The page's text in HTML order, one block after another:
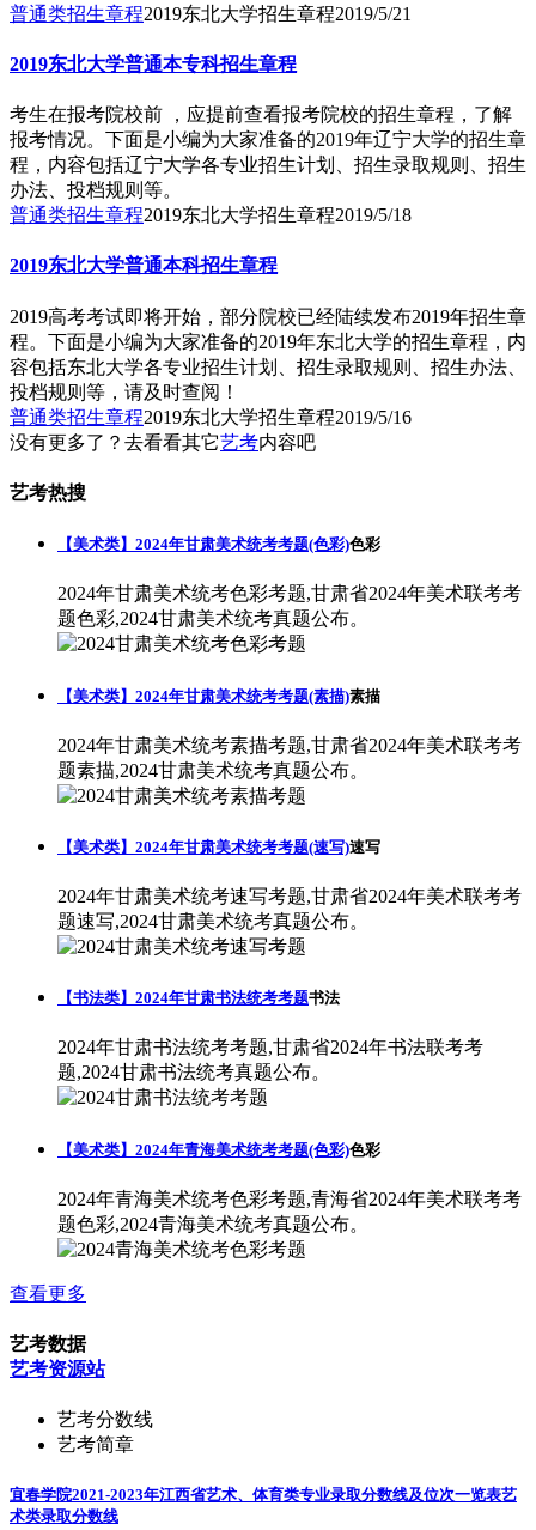
普通类招生章程2019东北大学招生章程2019/5/21
2019东北大学普通本专科招生章程
考生在报考院校前 ，应提前查看报考院校的招生章程，了解
报考情况。下面是小编为大家准备的2019年辽宁大学的招生章
程，内容包括辽宁大学各专业招生计划、招生录取规则、招生
办法、投档规则等。
普通类招生章程2019东北大学招生章程2019/5/18
2019东北大学普通本科招生章程
2019高考考试即将开始，部分院校已经陆续发布2019年招生章
程。下面是小编为大家准备的2019年东北大学的招生章程，内
容包括东北大学各专业招生计划、招生录取规则、招生办法、
投档规则等，请及时查阅！
普通类招生章程2019东北大学招生章程2019/5/16
没有更多了？去看看其它艺考内容吧
艺考热搜
【美术类】2024年甘肃美术统考考题(色彩)色彩
2024年甘肃美术统考色彩考题,甘肃省2024年美术联考考
题色彩,2024甘肃美术统考真题公布。
【美术类】2024年甘肃美术统考考题(素描)素描
2024年甘肃美术统考素描考题,甘肃省2024年美术联考考
题素描,2024甘肃美术统考真题公布。
【美术类】2024年甘肃美术统考考题(速写)速写
2024年甘肃美术统考速写考题,甘肃省2024年美术联考考
题速写,2024甘肃美术统考真题公布。
【书法类】2024年甘肃书法统考考题书法
2024年甘肃书法统考考题,甘肃省2024年书法联考考
题,2024甘肃书法统考真题公布。
【美术类】2024年青海美术统考考题(色彩)色彩
2024年青海美术统考色彩考题,青海省2024年美术联考考
题色彩,2024青海美术统考真题公布。
查看更多
艺考数据
艺考资源站
艺考分数线
艺考简章
宜春学院2021-2023年江西省艺术、体育类专业录取分数线及位次一览表艺
术类录取分数线